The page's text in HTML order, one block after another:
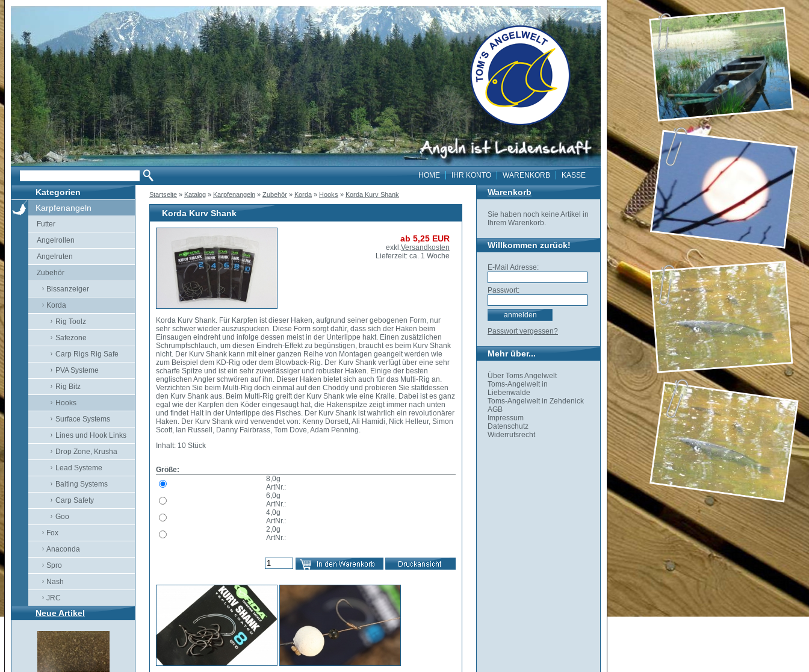
HOME IHR KONTO WARENKORB KASSE
Kategorien
Karpfenangeln
Futter
Angelrollen
Angelruten
Zubehör
Bissanzeiger
Korda
Rig Toolz
Safezone
Carp Rigs Rig Safe
PVA Systeme
Rig Bitz
Hooks
Surface Systems
Lines und Hook Links
Drop Zone, Krusha
Lead Systeme
Baiting Systems
Carp Safety
Goo
Fox
Anaconda
Spro
Nash
JRC
Neue Artikel
Startseite » Katalog » Karpfenangeln » Zubehör » Korda » Hooks » Korda Kurv Shank
Korda Kurv Shank
ab 5,25 EUR
exkl.Versandkosten
Lieferzeit: ca. 1 Woche
Korda Kurv Shank. Für Karpfen ist dieser Haken, aufgrund seiner gebogenen Form, nur
sehr schwer wieder auszuspucken. Diese Form sorgt dafür, dass sich der Haken beim
Einsaugen eindreht und infolge dessen meist in der Unterlippe hakt. Einen zusätzlichen
Schrumpfschlauch, um diesen Eindreh-Effekt zu begünstigen, braucht es beim Kurv Shank
nicht. Der Kurv Shank kann mit einer ganzen Reihe von Montagen geangelt werden wie
zum Beispiel dem KD-Rig oder dem Blowback-Rig. Der Kurv Shank verfügt über eine sehr
scharfe Spitze und ist ein sehr zuverlässiger und robuster Haken. Einige der besten
englischen Angler schwören auf ihn. Dieser Haken bietet sich auch für das Multi-Rig an.
Verzichten Sie beim Multi-Rig doch einmal auf den Choddy und probieren Sie stattdessen
den Kurv Shank aus. Beim Multi-Rig greift der Kurv Shank wie eine Kralle. Dabei ist es ganz
egal wie der Karpfen den Köder eingesaugt hat, die Hakenspitze zeigt immer nach unten
und findet Halt in der Unterlippe des Fisches. Der Kurv Shank ist wahrlich ein revolutionärer
Haken. Der Kurv Shank wird verwendet von: Kenny Dorsett, Ali Hamidi, Nick Helleur, Simon
Scott, Ian Russell, Danny Fairbrass, Tom Dove, Adam Penning.
Inhalt: 10 Stück
Größe:
8,0g
ArtNr.:
6,0g
ArtNr.:
4,0g
ArtNr.:
2,0g
ArtNr.:
Warenkorb
Sie haben noch keine Artikel in
Ihrem Warenkorb.
Willkommen zurück!
E-Mail Adresse:
Passwort:
Passwort vergessen?
Mehr über...
Über Toms Angelwelt
Toms-Angelwelt in
Liebenwalde
Toms-Angelwelt in Zehdenick
AGB
Impressum
Datenschutz
Widerrufsrecht